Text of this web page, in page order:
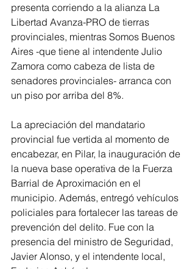
presenta corriendo a la alianza La
Libertad Avanza-PRO de tierras
provinciales, mientras Somos Buenos
Aires -que tiene al intendente Julio
Zamora como cabeza de lista de
senadores provinciales- arranca con
un piso por arriba del 8%.
La apreciación del mandatario
provincial fue vertida al momento de
encabezar, en Pilar, la inauguración de
la nueva base operativa de la Fuerza
Barrial de Aproximación en el
municipio. Además, entregó vehículos
policiales para fortalecer las tareas de
prevención del delito. Fue con la
presencia del ministro de Seguridad,
Javier Alonso, y el intendente local,